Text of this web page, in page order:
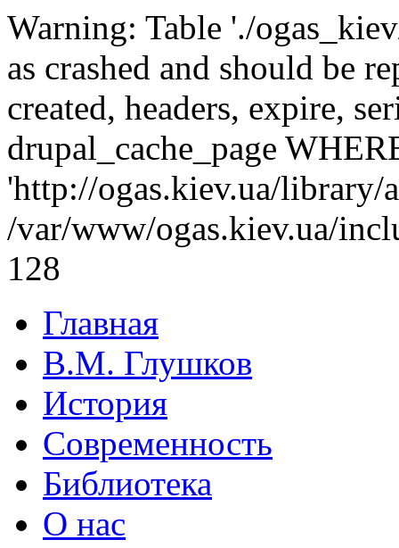
Warning: Table './
as crashed and should be
created, headers, expire,
drupal_cache_page
'http://ogas.kiev.ua/library/
/var/www/ogas.kiev.ua/
128
Главная
В.М. Глушков
История
Современность
Библиотека
О нас